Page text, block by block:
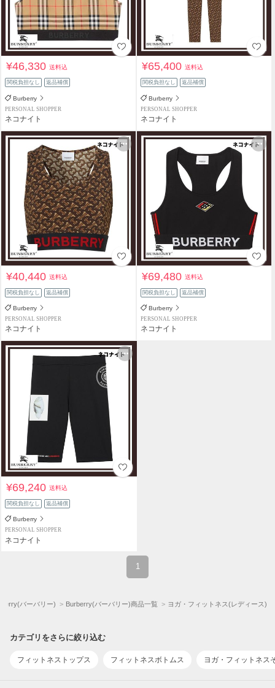
¥46,330送料込
関税負担なし 返品補償
Burberry
PERSONAL SHOPPER
ネコナイト
¥65,400送料込
関税負担なし 返品補償
Burberry
PERSONAL SHOPPER
ネコナイト
¥40,440送料込
関税負担なし 返品補償
Burberry
PERSONAL SHOPPER
ネコナイト
¥69,480送料込
関税負担なし 返品補償
Burberry
PERSONAL SHOPPER
ネコナイト
¥69,240送料込
関税負担なし 返品補償
Burberry
PERSONAL SHOPPER
ネコナイト
1
バーバリー) Burberry(バーバリー)商品一覧 ヨガ・フィットネス(レディース)
カテゴリをさらに絞り込む
フィットネストップス フィットネスボトムス ヨガ・フィットネス